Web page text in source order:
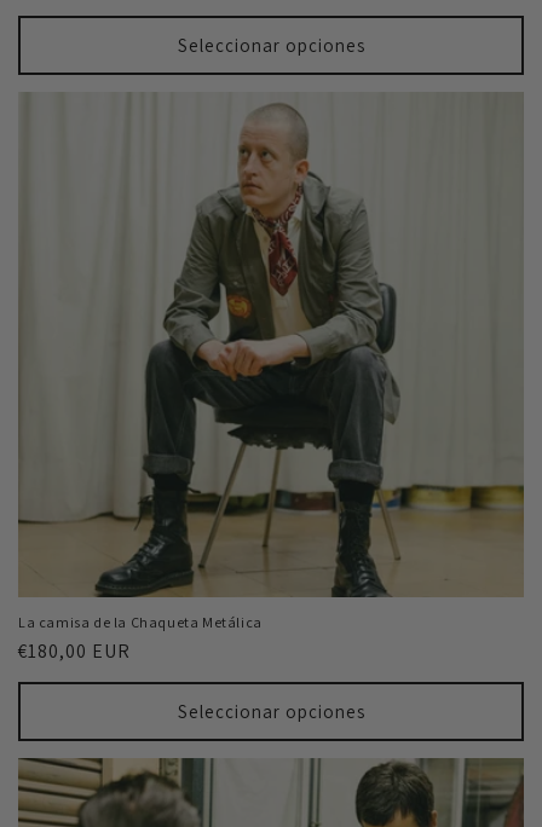
habitual
Seleccionar opciones
La camisa de la Chaqueta Metálica
Precio
habitual
€180,00 EUR
Seleccionar opciones